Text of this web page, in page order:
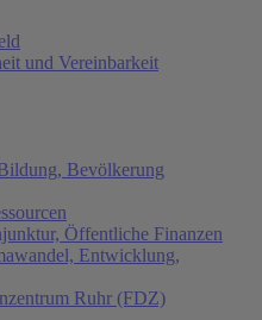
und Vereinbarkeit
Bevölkerung
Öffentliche Finanzen
Entwicklung,
Ruhr (FDZ)